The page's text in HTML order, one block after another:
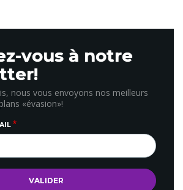
vous à notre
nous vous envoyons nos meilleurs
«évasion»!